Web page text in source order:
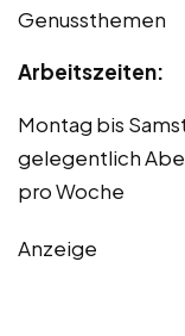
Genussthemen
Arbeitszeiten:
Montag bis
gelegentlich
pro Woche
Anzeige